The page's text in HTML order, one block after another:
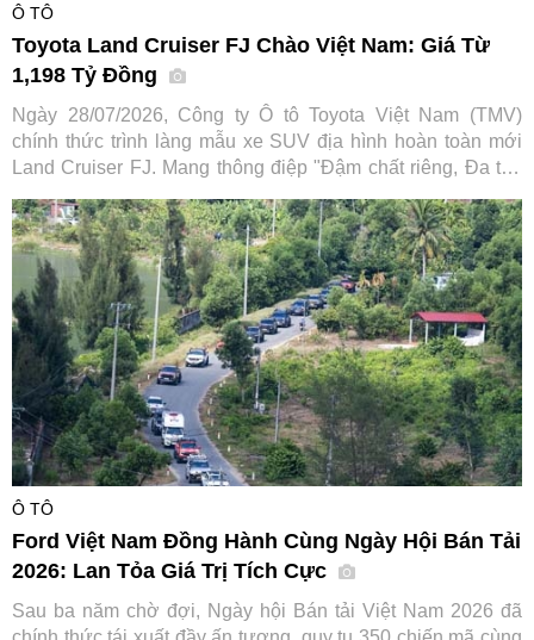
Ô TÔ
Toyota Land Cruiser FJ Chào Việt Nam: Giá Từ
1,198 Tỷ Đồng
Ngày 28/07/2026, Công ty Ô tô Toyota Việt Nam (TMV)
chính thức trình làng mẫu xe SUV địa hình hoàn toàn mới
Land Cruiser FJ. Mang thông điệp "Đậm chất riêng, Đa trải
hàng tiếp cận dòng xe huyền thoại vốn đã có lịch sử hơn 70
năm của hãng xe Nhật Bản.
Ô TÔ
Ford Việt Nam Đồng Hành Cùng Ngày Hội Bán Tải
2026: Lan Tỏa Giá Trị Tích Cực
Sau ba năm chờ đợi, Ngày hội Bán tải Việt Nam 2026 đã